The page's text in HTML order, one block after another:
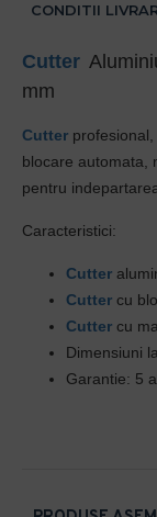
CONDITII
Cutter
mm
Cutter
blocare automata,
pentru
Caracteristici:
Cutter
Cutter cu
Cutter cu
Dimensiuni
Garantie: 5